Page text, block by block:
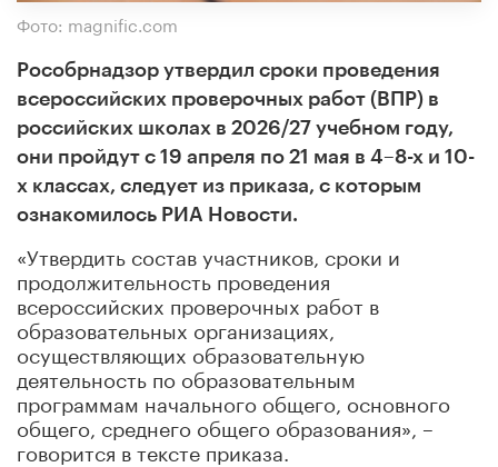
Фото: magnific.com
Рособрнадзор утвердил сроки проведения
всероссийских проверочных работ (ВПР) в
российских школах в 2026/27 учебном году,
они пройдут с 19 апреля по 21 мая в 4–8-х и 10-
х классах, следует из приказа, с которым
ознакомилось РИА Новости.
«Утвердить состав участников, сроки и
продолжительность проведения
всероссийских проверочных работ в
образовательных организациях,
осуществляющих образовательную
деятельность по образовательным
программам начального общего, основного
общего, среднего общего образования», –
говорится в тексте приказа.